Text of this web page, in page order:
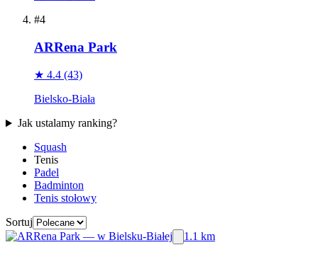
#4
ARRena Park
★ 4.4 (43)
Bielsko-Biała
Jak ustalamy ranking?
Squash
Tenis
Padel
Badminton
Tenis stołowy
Sortuj
1.1 km